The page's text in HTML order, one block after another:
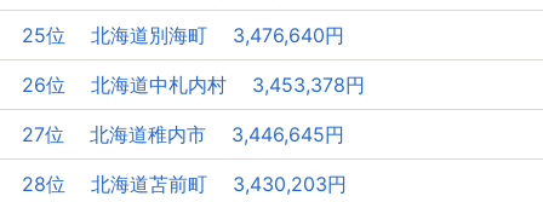
25位 北海道別海町 3,476,640円
26位 北海道中札内村 3,453,378円
27位 北海道稚内市 3,446,645円
28位 北海道苫前町 3,430,203円